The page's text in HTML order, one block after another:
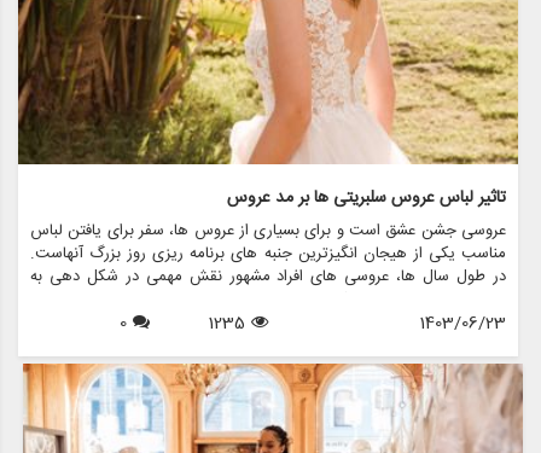
تاثیر لباس عروس سلبریتی ها بر مد عروس
عروسی جشن عشق است و برای بسیاری از عروس ها، سفر برای یافتن لباس
مناسب یکی از هیجان انگیزترین جنبه های برنامه ریزی روز بزرگ آنهاست.
در طول سال ها، عروسی های افراد مشهور نقش مهمی در شکل دهی به
گرفته تا لباس های عروسی سلطنتی که توجه جهانیان را به خود جلب می
پوشیدن دارند. این مقاله به بررسی تأثیر لباس های عروسی افراد مشهور بر
مد عروس می پردازد و بررسی می کند که چگونه این لباس های پر زرق و
برق الهام بخش روندها، انتخاب ها و حتی خدمات ارائه شده توسط فروشگاه
هایی مانند مزون چرخچی هستند.
1403/06/23
1235
0